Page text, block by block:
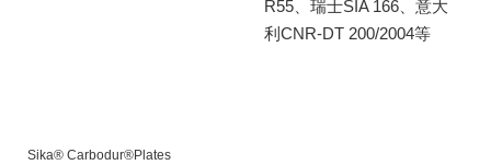
R55、瑞士SIA 166、意大
利CNR-DT 200/2004等
Sika® Carbodur®Plates